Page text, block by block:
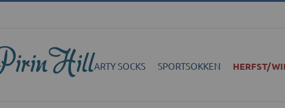
ARTY SOCKS SPORTSOKKEN HERFST/